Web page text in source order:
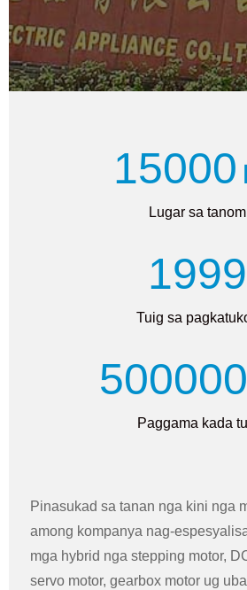
15000
Lugar sa tanom
1999
Tuig sa
Paggama kada
Pinasukad sa tanan nga kini nga
among kompanya nag-
mga hybrid nga stepping motor,
servo motor, gearbox motor ug